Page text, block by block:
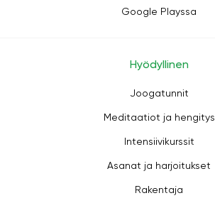
Google Playssa
Hyödyllinen
Joogatunnit
Meditaatiot ja hengitys
Intensiivikurssit
Asanat ja harjoitukset
Rakentaja